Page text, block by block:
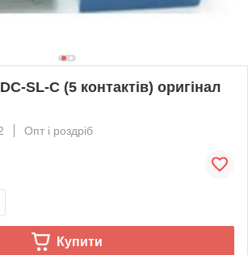
SL-C (5 контактів) оригінал
Опт і роздріб
Купити